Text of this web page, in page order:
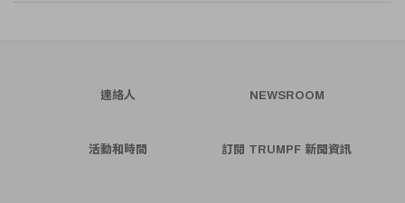
連絡人 NEWSROOM
活動和時間 訂閱 TRUMPF 新聞資訊